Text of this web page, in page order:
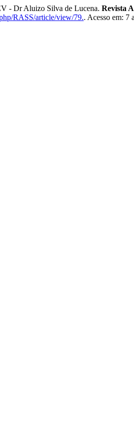
- Dr Aluizo Silva de Lucena. Revista
RASS/article/view/79.. Acesso em: 7